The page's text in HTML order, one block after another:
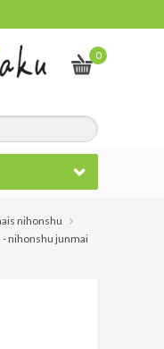
0
nihonshu
- nihonshu junmai